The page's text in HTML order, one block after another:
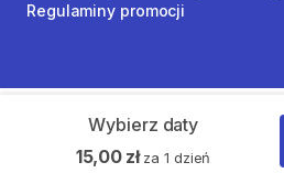
Wybierz daty
15,00 zł za 1 dzień
Regulaminy promocji